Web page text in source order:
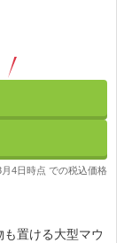
4日時点 での税込価格
置ける大型マウ